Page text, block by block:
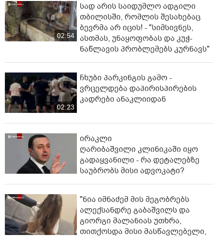
02:54
სად არის საიდუმლო ადგილი
თბილისში, რომლის შესახებაც
ბევრმა არ იცის! - "სიმსივნეს,
ასთმას, უნაყოფობას და კუჭ-
ნაწლავის პრობლემებს კურნავს"
02:23
ჩხუბი პარკინგის გამო -
ვრცელდება დაპირისპირების
კადრები ანაკლიიდან
ირაკლი
ღარიბაშვილი კლინიკაში იყო
გადაყვანილი - რა დეტალებზე
საუბრობს მისი ადვოკატი?
"ნია იმნაძემ მის მეგობრებს
ალექსანდრე გაბაშვილს და
გიორგი მალანიას უთხრა,
თითქოსდა მისი მასწავლებელი,